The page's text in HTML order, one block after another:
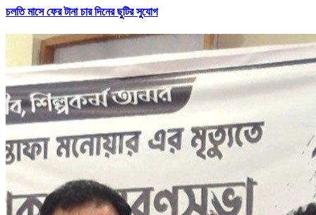
চলতি মাসে ফের টানা চার দিনের ছুটির সুযোগ